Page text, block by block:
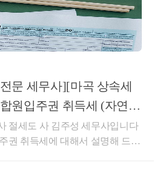
주 2]·자녀가부모보다
가 배우자 및 직계비속 없음), 부
다른 자녀(형제
받는 경우, 후순위에게 넘어간 재
능
금에대한 증여세 과세특례와 가
과세특례를 적용받은 사전증여
액으로 보지 않습니다. ·만약,
증여재산으로 구성되어 있다면
아야 하는 대상은 아파트는 전부
세대주택은 해당 단지에 아파트
에만 허가 대상입니다.-또한 관
은 입주권 거래는 종전 부동산이
관하게 토지 거래 허가 대상입니
최초 분양받은 것은 허가대상
입니다.-토지 거래 허가는 유상
다. 즉, 증여나 상속의 경우에는
상거래 성격이 있는 부담부증
문 세무사][마곡 상속세
입주권 취득세 (자연
) 절세도 사 김주성 세무사입니다
권 취득세에 대해서 설명해 드리